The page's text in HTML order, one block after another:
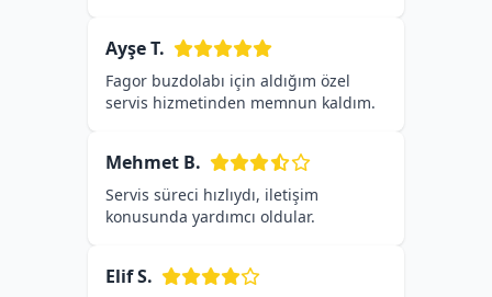
Ayşe T.
Fagor buzdolabı için aldığım özel
servis hizmetinden memnun kaldım.
Mehmet B.
Servis süreci hızlıydı, iletişim
konusunda yardımcı oldular.
Elif S.